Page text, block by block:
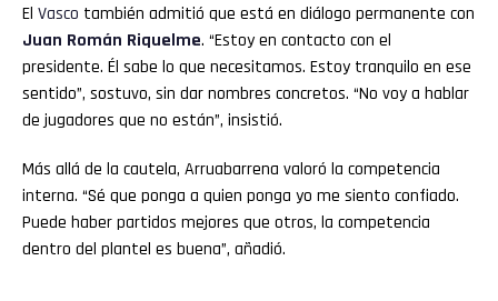
El Vasco también admitió que está en diálogo permanente con
Juan Román Riquelme. “Estoy en contacto con el
presidente. Él sabe lo que necesitamos. Estoy tranquilo en ese
sentido”, sostuvo, sin dar nombres concretos. “No voy a hablar
de jugadores que no están”, insistió.
Más allá de la cautela, Arruabarrena valoró la competencia
interna. “Sé que ponga a quien ponga yo me siento confiado.
Puede haber partidos mejores que otros, la competencia
dentro del plantel es buena”, añadió.